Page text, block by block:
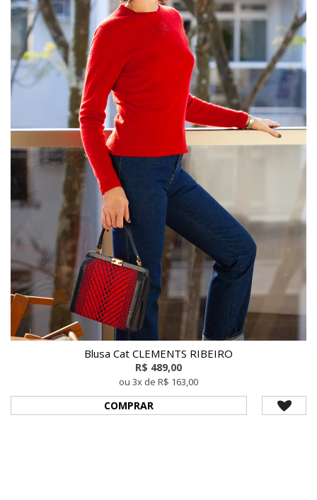
Blusa Cat CLEMENTS RIBEIRO
R$ 489,00
ou 3x de R$ 163,00
COMPRAR